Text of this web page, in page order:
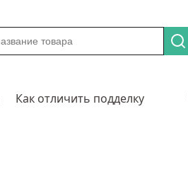
Как отличить подделку